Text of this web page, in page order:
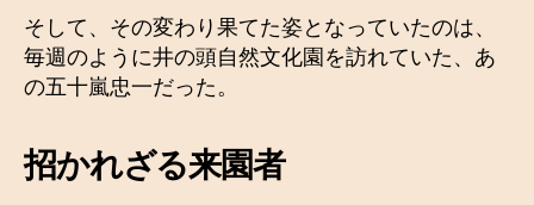
そして、その変わり果てた姿となっていたのは、
毎週のように井の頭自然文化園を訪れていた、あ
の五十嵐忠一だった。
招かれざる来園者